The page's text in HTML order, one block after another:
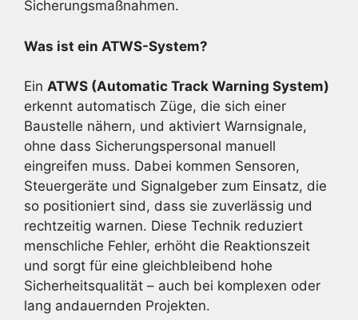
Sicherungsmaßnahmen.
Was ist ein ATWS-System?
Ein ATWS (Automatic Track Warning System)
erkennt automatisch Züge, die sich einer
Baustelle nähern, und aktiviert Warnsignale,
ohne dass Sicherungspersonal manuell
eingreifen muss. Dabei kommen Sensoren,
Steuergeräte und Signalgeber zum Einsatz, die
so positioniert sind, dass sie zuverlässig und
rechtzeitig warnen. Diese Technik reduziert
menschliche Fehler, erhöht die Reaktionszeit
und sorgt für eine gleichbleibend hohe
Sicherheitsqualität – auch bei komplexen oder
lang andauernden Projekten.